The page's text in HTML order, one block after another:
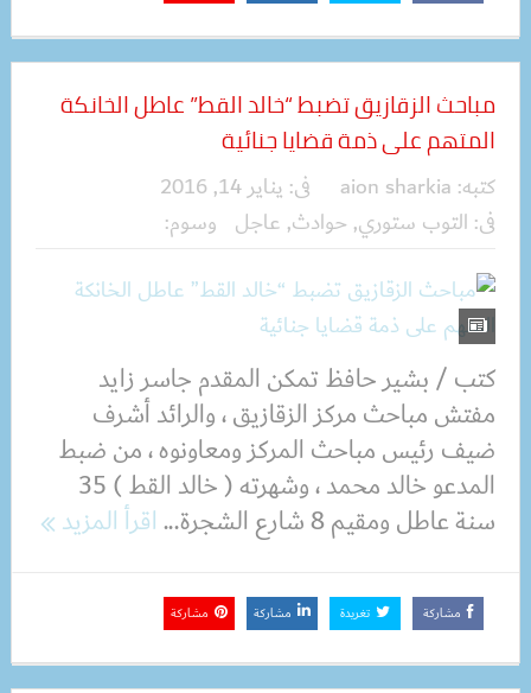
مباحث الزقازيق تضبط “خالد القط” عاطل الخانكة
المتهم على ذمة قضايا جنائية
كتبه: aion sharkia فى: يناير 14, 2016
فى: التوب ستوري, حوادث, عاجل وسوم:
كتب / بشير حافظ تمكن المقدم جاسر زايد
مفتش مباحث مركز الزقازيق ، والرائد أشرف
ضيف رئيس مباحث المركز ومعاونوه ، من ضبط
المدعو خالد محمد ، وشهرته ( خالد القط ) 35
سنة عاطل ومقيم 8 شارع الشجرة...
اقرأ المزيد
مشاركة تغريدة مشاركة مشاركة